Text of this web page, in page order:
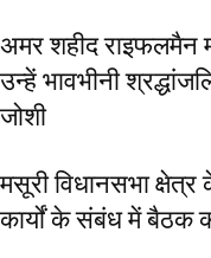
अमर शहीद राइफलमैन
उन्हें भावभीनी
जोशी
मसूरी विधानसभा
कार्यों के संबंध में बैठक